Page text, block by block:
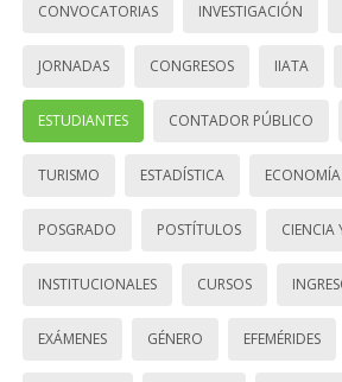
CONVOCATORIAS INVESTIGACIÓN
JORNADAS CONGRESOS IIATA
ESTUDIANTES CONTADOR PÚBLICO
TURISMO ESTADÍSTICA ECONOMÍA
POSGRADO POSTÍTULOS CIENCIA
INSTITUCIONALES CURSOS
EXÁMENES GÉNERO EFEMÉRIDES